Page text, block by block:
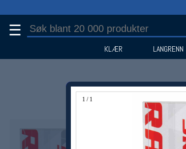
1 / 1
☰
KLÆR LANGRENN